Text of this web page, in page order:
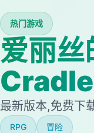
热门游戏
爱丽
最新版本,免费下
RPG 冒险